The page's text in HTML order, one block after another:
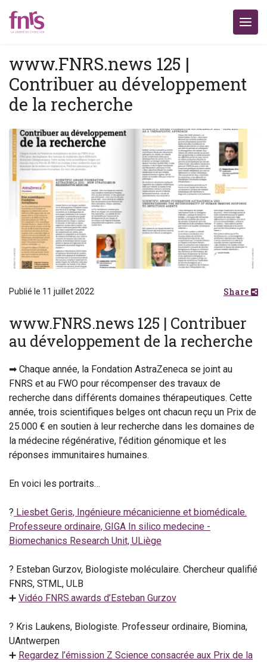
www.FNRS.news 125 |
Contribuer au développement
de la recherche
Publié le 11 juillet 2022 Share
www.FNRS.news 125 | Contribuer
au développement de la recherche
➡ Chaque année, la Fondation AstraZeneca se joint au
FNRS et au FWO pour récompenser des travaux de
recherche dans différents domaines thérapeutiques. Cette
année, trois scientifiques belges ont chacun reçu un Prix de
25.000 € en soutien à leur recherche dans les domaines de
la médecine régénérative, l’édition génomique et les
réponses immunitaires humaines.
En voici les portraits…
? Liesbet Geris, Ingénieure mécanicienne et biomédicale.
Professeure ordinaire, GIGA In silico medecine -
Biomechanics Research Unit, ULiège
? Esteban Gurzov, Biologiste moléculaire. Chercheur qualifié
FNRS, STML, ULB
➕ Vidéo FNRS.awards d’Esteban Gurzov
? Kris Laukens, Biologiste. Professeur ordinaire, Biomina,
UAntwerpen
➕ Regardez l’émission Z Science consacrée aux Prix de la